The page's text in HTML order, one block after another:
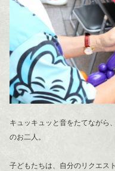
キュッキュッと音をたてながら
のお二人。
子どもたちは、自分のリクエス